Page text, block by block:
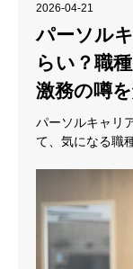
2026-04-21
パーソル
らい？職
激務の噂
パーソルキャリ
て、気になる職